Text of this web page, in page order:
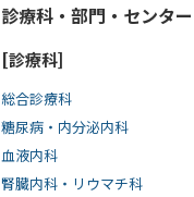
診療科・部門・センター
[診療科]
総合診療科
糖尿病・内分泌内科
血液内科
腎臓内科・リウマチ科